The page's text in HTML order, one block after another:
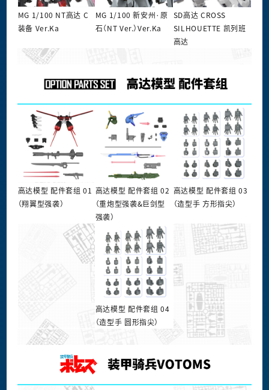
MG 1/100 NT高达 C
装备 Ver.Ka
MG 1/100 新安州·原
石（NT Ver.）Ver.Ka
SD高达 CROSS
SILHOUETTE 凯列班
高达
高达模型 配件套组 01
（翔翼型强袭）
高达模型 配件套组 02
（重炮型强袭&巨剑型
强袭）
高达模型 配件套组 03
（造型手 方形指尖）
高达模型 配件套组 04
（造型手 圆形指尖）